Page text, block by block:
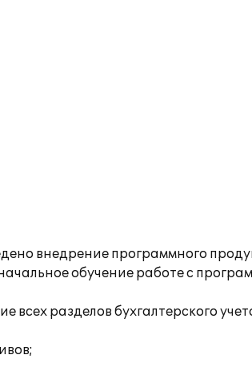
внедрение программного
обучение работе с
всех разделов бухгалтерского